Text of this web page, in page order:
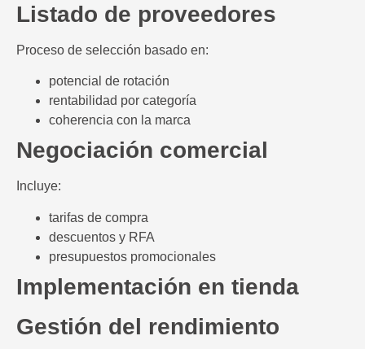
Listado de proveedores
Proceso de selección basado en:
potencial de rotación
rentabilidad por categoría
coherencia con la marca
Negociación comercial
Incluye:
tarifas de compra
descuentos y RFA
presupuestos promocionales
Implementación en tienda
Gestión del rendimiento